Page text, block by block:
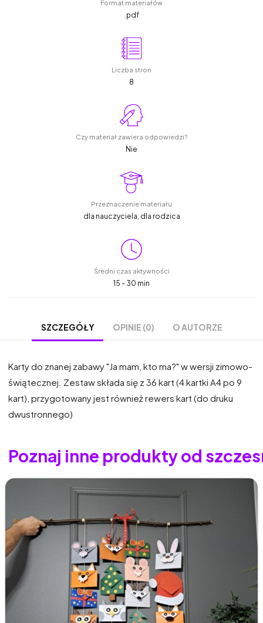
Format materiałów
.pdf
Liczba stron
8
Czy materiał zawiera odpowiedzi?
Nie
Przeznaczenie materiału
dla nauczyciela, dla rodzica
Średni czas aktywności
15 - 30 min
SZCZEGÓŁY OPINIE (0) O AUTORZE
Karty do znanej zabawy "Ja mam, kto ma?" w wersji zimowo-
świątecznej. Zestaw składa się z 36 kart (4 kartki A4 po 9
kart), przygotowany jest również rewers kart (do druku
dwustronnego)
Poznaj inne produkty od